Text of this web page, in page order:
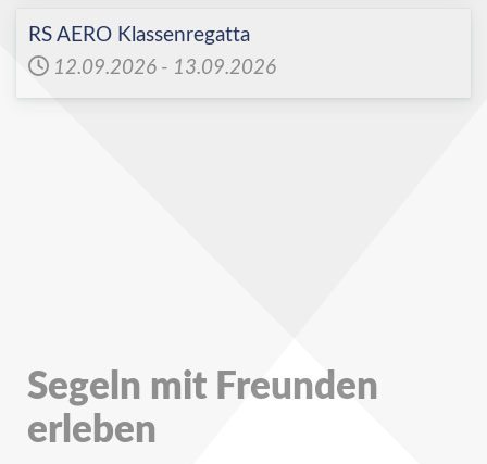
RS AERO Klassenregatta
12.09.2026 - 13.09.2026
Segeln mit Freunden
erleben